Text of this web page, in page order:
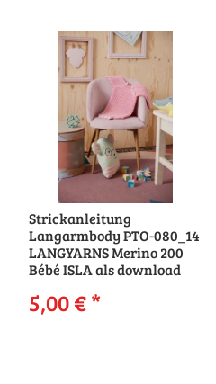
Strickanleitung
Langarmbody PTO-080_14
LANGYARNS Merino 200
Bébé ISLA als download
5,00 €*